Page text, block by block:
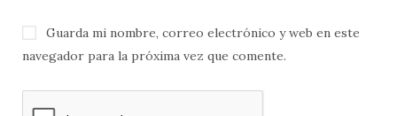
Guarda mi nombre, correo electrónico y web en este
navegador para la próxima vez que comente.